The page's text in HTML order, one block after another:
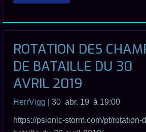
ROTATION DES
DE BATAILLE DU 30
AVRIL 2019
HerrVigg | 30 abr. 19 à 19:00
https://psionic-storm.com/pt/rotation-